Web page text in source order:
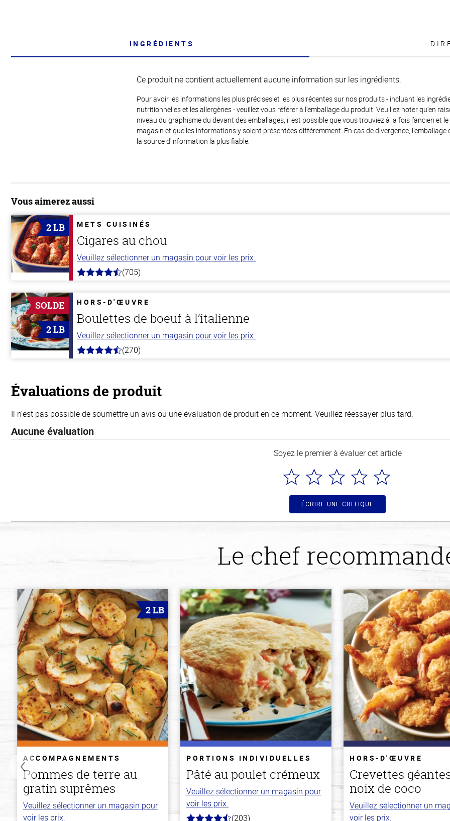
INGRÉDIENTS
Ce produit ne contient actuellement aucune information sur les ingrédients.
Pour avoir les informations les plus précises et les plus récentes sur nos produits - incluant les
nutritionnelles et les allergènes - veuillez vous référer à l’emballage du produit. Veuillez noter qu’en
niveau du graphisme du devant des emballages, il est possible que vous trouviez à la fois l’ancien et
magasin et que les informations y soient présentées différemment. En cas de divergence,
la source d'information la plus fiable.
Vous aimerez aussi
2 LB METS CUISINÉS
Cigares au chou
Veuillez sélectionner un magasin pour voir les prix.
4.6
5
stars
(705)
SOLDE
2 LB
HORS-D'ŒUVRE
Boulettes de boeuf à l’italienne
Veuillez sélectionner un magasin pour voir les prix.
4.5
stars
(270)
Évaluations de produit
Il n’est pas possible de soumettre un avis ou une évaluation de produit en ce moment. Veuillez réessayer plus tard.
Aucune évaluation
Soyez le premier à évaluer cet article
ÉCRIRE UNE CRITIQUE
Le chef
2 LB
ACCOMPAGNEMENTS
Pommes de terre au
gratin suprêmes
Veuillez sélectionner un magasin pour
voir les prix.
PORTIONS INDIVIDUELLES
Pâté au poulet crémeux
Veuillez sélectionner un magasin pour
voir les prix.
(203)
HORS-D'ŒUVRE
Crevettes
noix de coco
Veuillez sélectionner un
voir les prix.